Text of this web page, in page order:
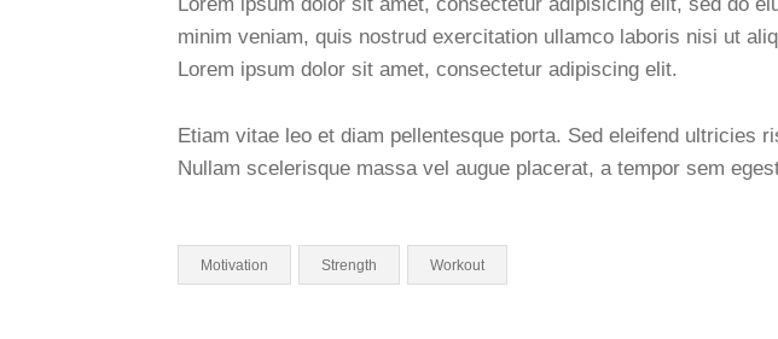
minim veniam, quis nostrud exercitation ullamco laboris nisi ut
Lorem ipsum dolor sit amet, consectetur adipiscing elit.
Etiam vitae leo et diam pellentesque porta. Sed eleifend ultricies
Nullam scelerisque massa vel augue placerat, a tempor sem
Motivation Strength Workout